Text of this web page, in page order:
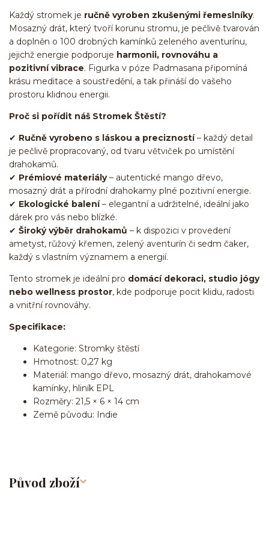
Každý stromek je ručně vyroben zkušenými řemeslníky.
Mosazný drát, který tvoří korunu stromu, je pečlivě tvarován
a doplněn o 100 drobných kamínků zeleného aventurínu,
jejichž energie podporuje harmonii, rovnováhu a
pozitivní vibrace. Figurka v póze Padmasana připomíná
krásu meditace a soustředění, a tak přináší do vašeho
prostoru klidnou energii.
Proč si pořídit náš Stromek Štěstí?
✔ Ručně vyrobeno s láskou a precizností– každý detail
je pečlivě propracovaný, od tvaru větviček po umístění
drahokamů.
✔ Prémiové materiály– autentické mango dřevo,
mosazný drát a přírodní drahokamy plné pozitivní energie.
✔ Ekologické balení– elegantní a udržitelné, ideální jako
dárek pro vás nebo blízké.
✔ Široký výběr drahokamů – k dispozici v provedení
ametyst, růžový křemen, zelený aventurín či sedm čaker,
každý s vlastním významem a energií.
Tento stromek je ideální pro domácí dekoraci, studio jógy
nebo wellness prostor, kde podporuje pocit klidu, radosti
a vnitřní rovnováhy.
Specifikace:
Kategorie: Stromky štěstí
Hmotnost: 0,27 kg
Materiál: mango dřevo, mosazný drát, drahokamové
kamínky, hliník EPL
Rozměry: 21,5 × 6 × 14 cm
Země původu: Indie
Původ zboží